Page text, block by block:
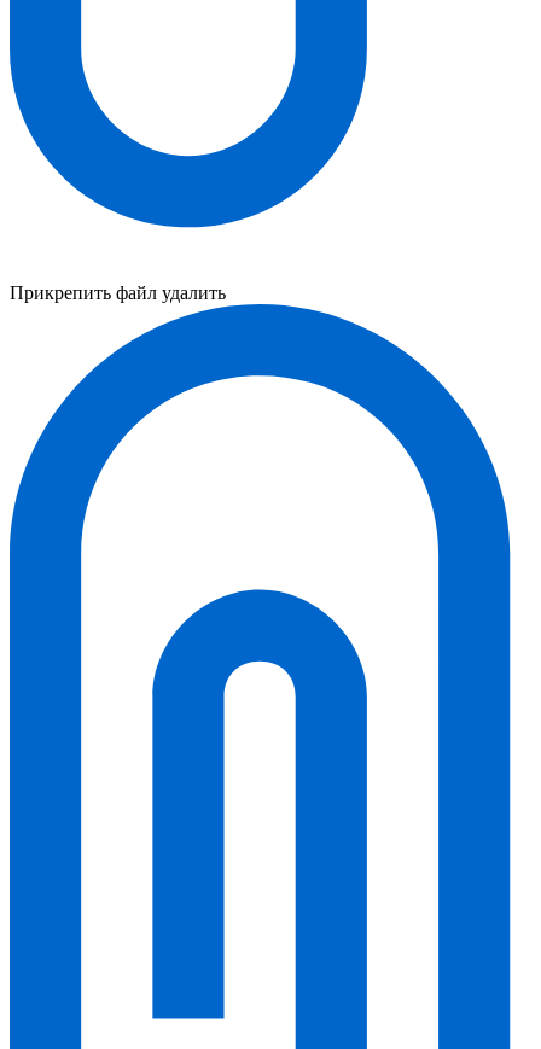
Прикрепить файл удалить